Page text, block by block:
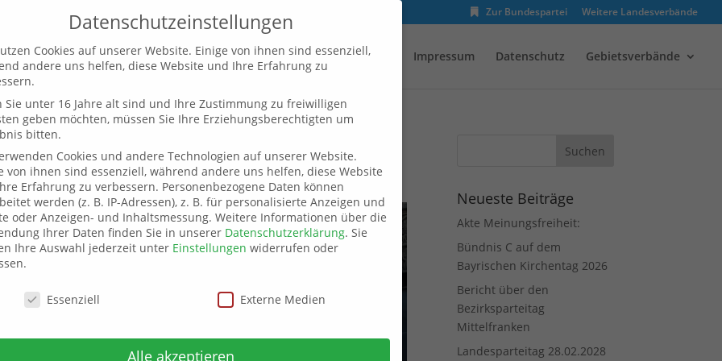
Zur Bundespartei Weitere Landesverbände
Willkommen Aktuelles Termine Spenden Impressum Datenschutz Gebietsverbände
der Seite Israels
Neueste Beiträge
Akte Meinungsfreiheit:
Bündnis C auf dem
Bayrischen Kirchentag 2026
Bericht über den
Bezirksparteitag
Mittelfranken
Landesparteitag 28.02.2028
Datenschutzeinstellungen
Cookies auf unserer Website. Einige von ihnen sind essenziell,
andere uns helfen, diese Website und Ihre Erfahrung zu
Sie unter 16 Jahre alt sind und Ihre Zustimmung zu freiwilligen
geben möchten, müssen Sie Ihre Erziehungsberechtigten um
bitten.
Cookies und andere Technologien auf unserer Website.
von ihnen sind essenziell, während andere uns helfen, diese Website
Erfahrung zu verbessern. Personenbezogene Daten können
werden (z. B. IP-Adressen), z. B. für personalisierte Anzeigen und
oder Anzeigen- und Inhaltsmessung. Weitere Informationen über die
Ihrer Daten finden Sie in unserer Datenschutzerklärung. Sie
Ihre Auswahl jederzeit unter Einstellungen widerrufen oder
Essenziell Externe Medien
Alle akzeptieren